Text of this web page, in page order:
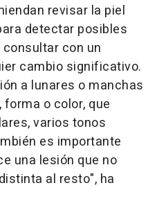
revisar la piel
detectar posibles
con un
cambio significativo.
a lunares o manchas
o color, que
varios tonos
es importante
una lesión que no
al resto", ha